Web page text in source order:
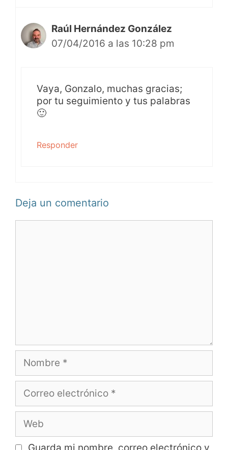
Raúl Hernández González
07/04/2016 a las 10:28 pm
Vaya, Gonzalo, muchas gracias;
por tu seguimiento y tus palabras
🙂
Responder
Deja un comentario